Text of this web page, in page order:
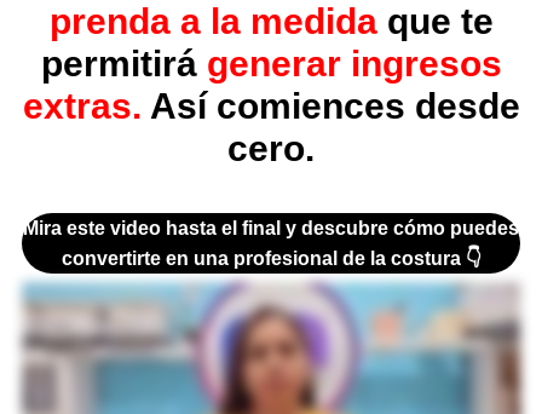
prenda a la medidaque te
permitirágenerar ingresos
extras. Así comiences desde
cero.
Mira este video hasta el final y descubre cómo puedes
convertirte en una profesional de la costura 👇